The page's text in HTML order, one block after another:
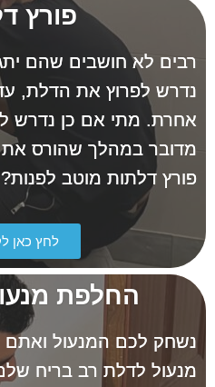
פורץ
רבים לא חושבים שהם
נדרש לפרוץ את הדלת,
אחרת. מתי אם כן נדרש
מדובר במהלך שהורס את
פורץ דלתות מוטב לפנות?
לחץ כאן
החלפת
נשחק לכם המנעול
מנעול לדלת רב בריח